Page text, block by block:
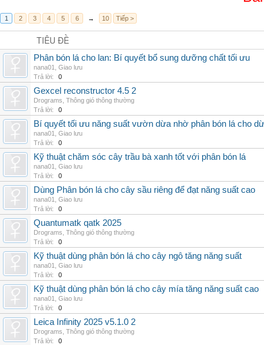
1 2 3 4 5 6 → 10 Tiếp >
TIÊU ĐỀ
Phân bón lá cho lan: Bí quyết bổ sung dưỡng chất tối ưu
nana01
Giao lưu
Trả lời:
0
Gexcel reconstructor 4.5 2
Drograms Thông gió thông thường
Trả lời:
0
Bí quyết tối ưu năng suất vườn dừa nhờ phân bón lá cho
nana01
Giao lưu
Trả lời:
0
Kỹ thuật chăm sóc cây trầu bà xanh tốt với phân bón lá
nana01
Giao lưu
Trả lời:
0
Dùng Phân bón lá cho cây sầu riêng để đạt năng suất cao
nana01
Giao lưu
Trả lời:
0
Quantumatk qatk 2025
Drograms Thông gió thông thường
Trả lời:
0
Kỹ thuật dùng phân bón lá cho cây ngô tăng năng suất
nana01
Giao lưu
Trả lời:
0
Kỹ thuật dùng phân bón lá cho cây mía tăng năng suất cao
nana01
Giao lưu
Trả lời:
0
Leica Infinity 2025 v5.1.0 2
Drograms Thông gió thông thường
Trả lời:
0